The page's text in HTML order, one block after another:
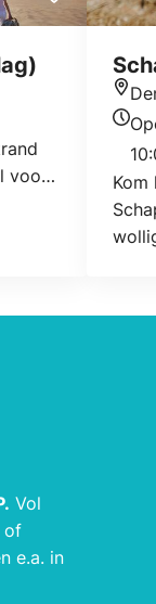
voor
Kom
Vol
of
e.a. in